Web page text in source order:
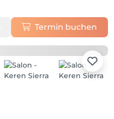
Termin buchen